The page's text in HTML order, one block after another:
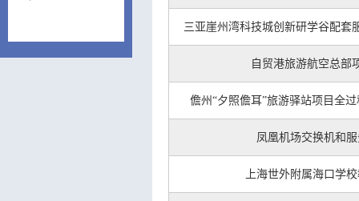
三亚崖州湾科技城创新研学谷配套
自贸港旅游航空总部
儋州“夕照儋耳”旅游驿站项目全
凤凰机场交换机和
上海世外附属海口学